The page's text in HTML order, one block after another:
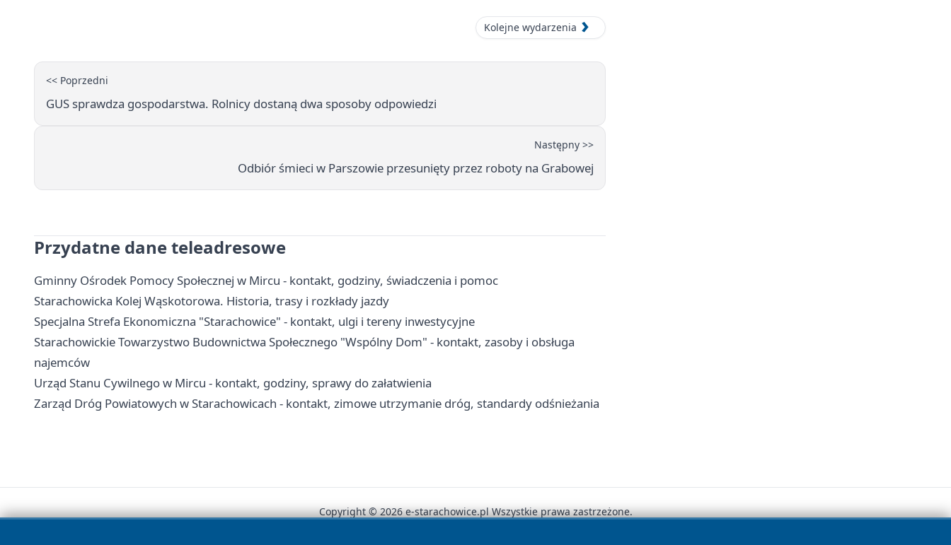
Kolejne wydarzenia
<< Poprzedni
GUS sprawdza gospodarstwa. Rolnicy dostaną dwa sposoby odpowiedzi
Następny >>
Odbiór śmieci w Parszowie przesunięty przez roboty na Grabowej
Przydatne dane teleadresowe
Gminny Ośrodek Pomocy Społecznej w Mircu - kontakt, godziny, świadczenia i pomoc
Starachowicka Kolej Wąskotorowa. Historia, trasy i rozkłady jazdy
Specjalna Strefa Ekonomiczna "Starachowice" - kontakt, ulgi i tereny inwestycyjne
Starachowickie Towarzystwo Budownictwa Społecznego "Wspólny Dom" - kontakt, zasoby i obsługa
najemców
Urząd Stanu Cywilnego w Mircu - kontakt, godziny, sprawy do załatwienia
Zarząd Dróg Powiatowych w Starachowicach - kontakt, zimowe utrzymanie dróg, standardy odśnieżania
Copyright © 2026 e-starachowice.pl Wszystkie prawa zastrzeżone.